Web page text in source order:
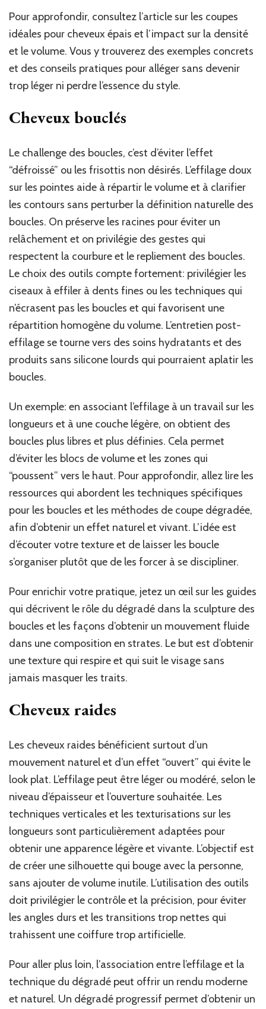
Pour approfondir, consultez l’article sur les coupes
idéales pour cheveux épais et l’impact sur la densité
et le volume. Vous y trouverez des exemples concrets
et des conseils pratiques pour alléger sans devenir
trop léger ni perdre l’essence du style.
Cheveux bouclés
Le challenge des boucles, c’est d’éviter l’effet
“défroissé” ou les frisottis non désirés. L’effilage doux
sur les pointes aide à répartir le volume et à clarifier
les contours sans perturber la définition naturelle des
boucles. On préserve les racines pour éviter un
relâchement et on privilégie des gestes qui
respectent la courbure et le repliement des boucles.
Le choix des outils compte fortement: privilégier les
ciseaux à effiler à dents fines ou les techniques qui
n’écrasent pas les boucles et qui favorisent une
répartition homogène du volume. L’entretien post-
effilage se tourne vers des soins hydratants et des
produits sans silicone lourds qui pourraient aplatir les
boucles.
Un exemple: en associant l’effilage à un travail sur les
longueurs et à une couche légère, on obtient des
boucles plus libres et plus définies. Cela permet
d’éviter les blocs de volume et les zones qui
“poussent” vers le haut. Pour approfondir, allez lire les
ressources qui abordent les techniques spécifiques
pour les boucles et les méthodes de coupe dégradée,
afin d’obtenir un effet naturel et vivant. L’idée est
d’écouter votre texture et de laisser les boucle
s’organiser plutôt que de les forcer à se discipliner.
Pour enrichir votre pratique, jetez un œil sur les guides
qui décrivent le rôle du dégradé dans la sculpture des
boucles et les façons d’obtenir un mouvement fluide
dans une composition en strates. Le but est d’obtenir
une texture qui respire et qui suit le visage sans
jamais masquer les traits.
Cheveux raides
Les cheveux raides bénéficient surtout d’un
mouvement naturel et d’un effet “ouvert” qui évite le
look plat. L’effilage peut être léger ou modéré, selon le
niveau d’épaisseur et l’ouverture souhaitée. Les
techniques verticales et les texturisations sur les
longueurs sont particulièrement adaptées pour
obtenir une apparence légère et vivante. L’objectif est
de créer une silhouette qui bouge avec la personne,
sans ajouter de volume inutile. L’utilisation des outils
doit privilégier le contrôle et la précision, pour éviter
les angles durs et les transitions trop nettes qui
trahissent une coiffure trop artificielle.
Pour aller plus loin, l’association entre l’effilage et la
technique du dégradé peut offrir un rendu moderne
et naturel. Un dégradé progressif permet d’obtenir un